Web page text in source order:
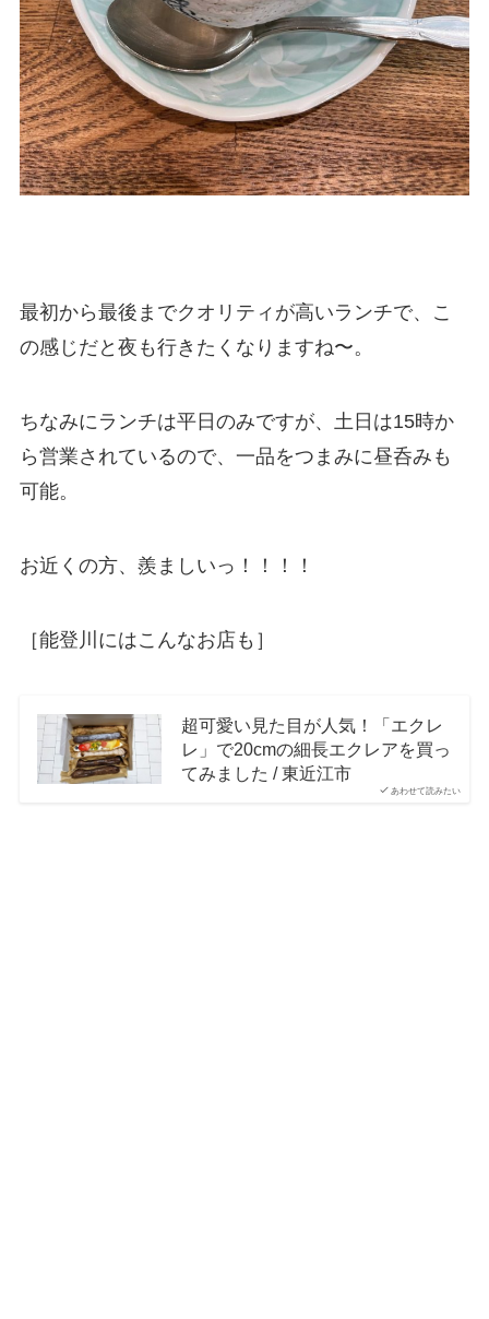
最初から最後までクオリティが高いランチで、こ
の感じだと夜も行きたくなりますね〜。
ちなみにランチは平日のみですが、土日は15時か
ら営業されているので、一品をつまみに昼呑みも
可能。
お近くの方、羨ましいっ！！！！
［能登川にはこんなお店も］
あわせて読みたい
超可愛い見た目が人気！「エクレ
レ」で20cmの細長エクレアを買っ
てみました / 東近江市